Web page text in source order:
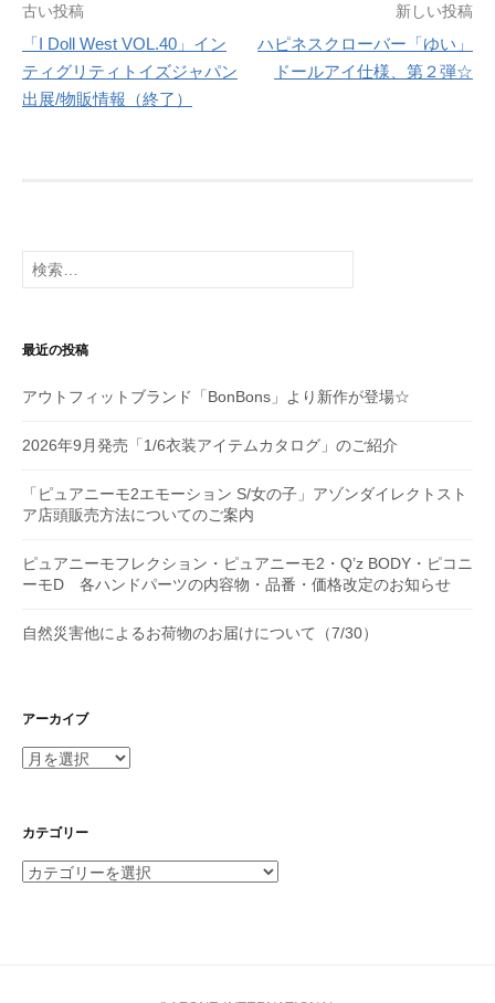
投
稿
ナ
シ
ョ
ン
古い投稿
「I Doll West VOL.40」イン
ティグリティトイズジャパン
出展/物販情報（終了）
新しい投稿
ハピネスクローバー「ゆい」
ドールアイ仕様、第２弾☆
検
索:
最近の投稿
アウトフィットブランド「BonBons」より新作が登場☆
2026年9月発売「1/6衣装アイテムカタログ」のご紹介
「ピュアニーモ2エモーション S/女の子」アゾンダイレクトスト
ア店頭販売方法についてのご案内
ピュアニーモフレクション・ピュアニーモ2・Q’z BODY・ピコニ
ーモD 各ハンドパーツの内容物・品番・価格改定のお知らせ
自然災害他によるお荷物のお届けについて（7/30）
アーカイブ
ア
イ
カテゴリー
カ